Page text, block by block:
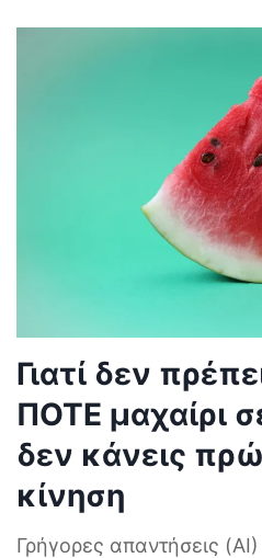
Γιατί δεν
ΠΟΤΕ μαχαίρι
δεν κάνεις
κίνηση
Γρήγορες απαντήσεις (AI)